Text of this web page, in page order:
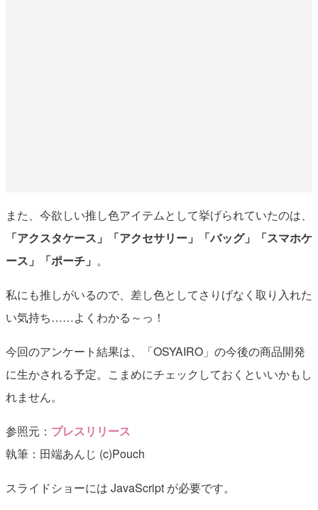
また、今欲しい推し色アイテムとして挙げられていたのは、
「アクスタケース」「アクセサリー」「バッグ」「スマホケ
ース」「ポーチ」 。
私にも推しがいるので、差し色としてさりげなく取り入れた
い気持ち……よくわかる～っ！
今回のアンケート結果は、「OSYAIRO」の今後の商品開発
に生かされる予定。こまめにチェックしておくといいかもし
れません。
参照元： プレスリリース
執筆：田端あんじ (c)Pouch
スライドショーには JavaScript が必要です。